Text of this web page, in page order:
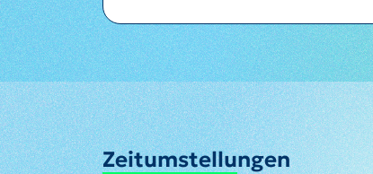
Zeitumstellungen